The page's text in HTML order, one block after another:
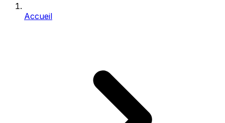
Accueil